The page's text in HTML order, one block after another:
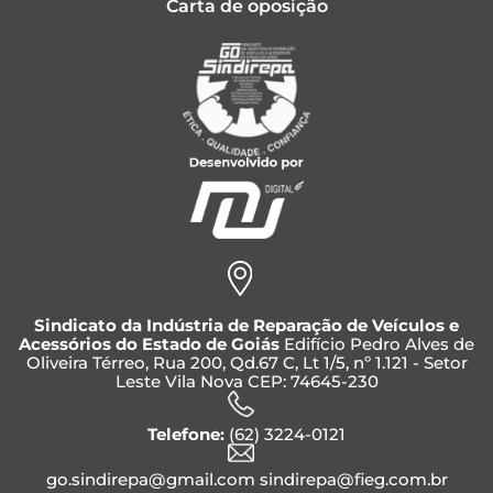
Carta de oposição
Sindicato da Indústria de Reparação de Veículos e
Acessórios do Estado de Goiás Edifício Pedro Alves de
Oliveira Térreo, Rua 200, Qd.67 C, Lt 1/5, nº 1.121 - Setor
Leste Vila Nova CEP: 74645-230
Telefone: (62) 3224-0121
go.sindirepa@gmail.com sindirepa@fieg.com.br